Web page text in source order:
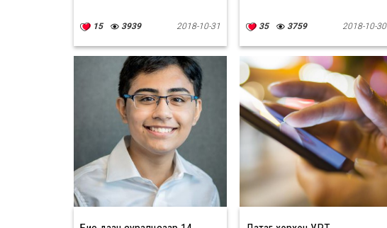
15 3939 2018-10-31 35 3759 2018-10-30